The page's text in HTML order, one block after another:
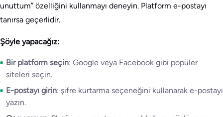
unuttum” özelliğini kullanmayı deneyin. Platform e-postayı
tanırsa geçerlidir.
Şöyle yapacağız:
Bir platform seçin: Google veya Facebook gibi popüler
siteleri seçin.
E-postayı girin: şifre kurtarma seçeneğini kullanarak e-postayı
yazın.